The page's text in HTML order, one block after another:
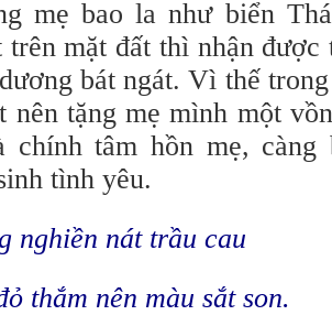
mẹ bao la như biển
trên mặt đất thì nhận được
bát ngát. Vì thế
nên tặng mẹ mình một
chính tâm hồn mẹ, càng
tình yêu.
nghiền nát trầu cau
thắm nên màu sắt son.